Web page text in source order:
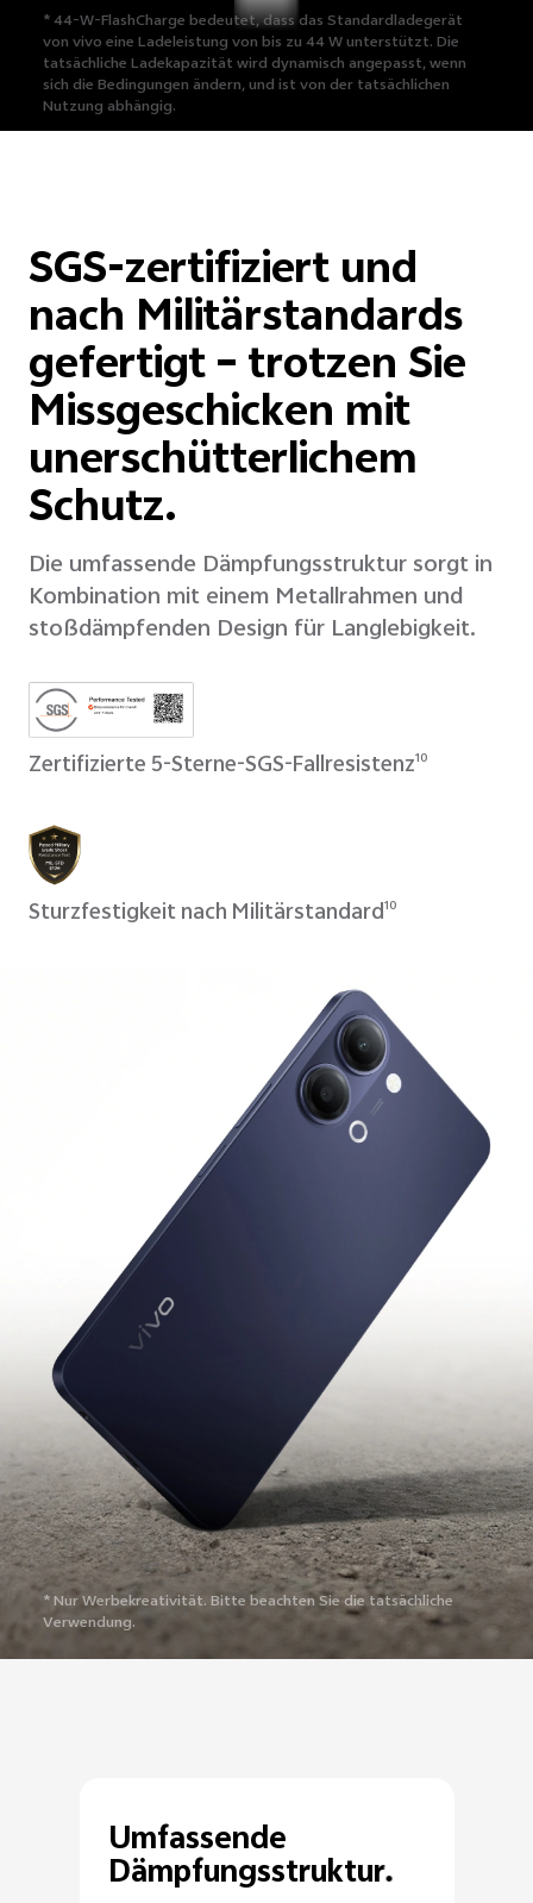
* 44-W-FlashCharge bedeutet, dass das Standardladegerät
von vivo eine Ladeleistung von bis zu 44 W unterstützt. Die
tatsächliche Ladekapazität wird dynamisch angepasst, wenn
sich die Bedingungen ändern, und ist von der tatsächlichen
Nutzung abhängig.
SGS-zertifiziert und
nach Militärstandards
gefertigt – trotzen Sie
Missgeschicken mit
unerschütterlichem
Schutz.
Die umfassende Dämpfungsstruktur sorgt in
Kombination mit einem Metallrahmen und
stoßdämpfenden Design für Langlebigkeit.
Zertifizierte 5-Sterne-SGS-Fallresistenz10
Sturzfestigkeit nach Militärstandard10
* Nur Werbekreativität. Bitte beachten Sie die tatsächliche
Verwendung.
Umfassende
Dämpfungsstruktur.